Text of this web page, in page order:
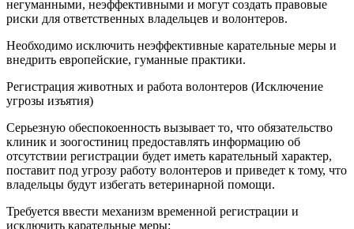
негуманными, неэффективными и могут создать правовые
риски для ответственных владельцев и волонтеров.
Необходимо исключить неэффективные карательные меры и
внедрить европейские, гуманные практики.
Регистрация животных и работа волонтеров (Исключение
угрозы изъятия)
Серьезную обеспокоенность вызывает то, что обязательство
клиник и зоогостиниц предоставлять информацию об
отсутствии регистрации будет иметь карательный характер,
поставит под угрозу работу волонтеров и приведет к тому, что
владельцы будут избегать ветеринарной помощи.
Требуется ввести механизм временной регистрации и
исключить карательные меры: